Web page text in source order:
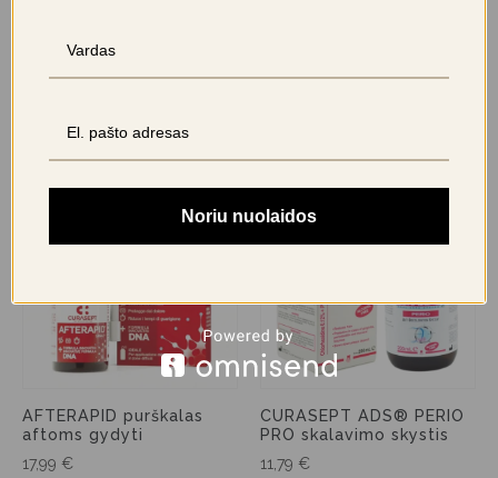
skalavimo skystis
12,59€
14,99€
AFTERAPID purškalas
aftoms gydyti
17,99 €
CURASEPT ADS® PERIO
PRO skalavimo skystis
11,79 €
Noriu nuolaidos